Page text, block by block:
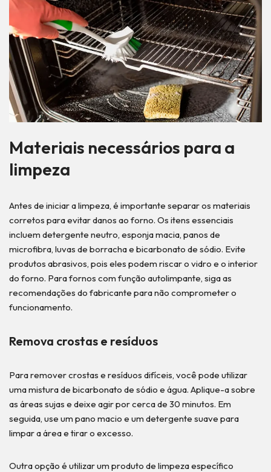
Materiais necessários para a
limpeza
Antes de iniciar a limpeza, é importante separar os materiais
corretos para evitar danos ao forno. Os itens essenciais
incluem detergente neutro, esponja macia, panos de
microfibra, luvas de borracha e bicarbonato de sódio. Evite
produtos abrasivos, pois eles podem riscar o vidro e o interior
do forno. Para fornos com função autolimpante, siga as
recomendações do fabricante para não comprometer o
funcionamento.
Remova crostas e resíduos
Para remover crostas e resíduos difíceis, você pode utilizar
uma mistura de bicarbonato de sódio e água. Aplique-a sobre
as áreas sujas e deixe agir por cerca de 30 minutos. Em
seguida, use um pano macio e um detergente suave para
limpar a área e tirar o excesso.
Outra opção é utilizar um produto de limpeza específico